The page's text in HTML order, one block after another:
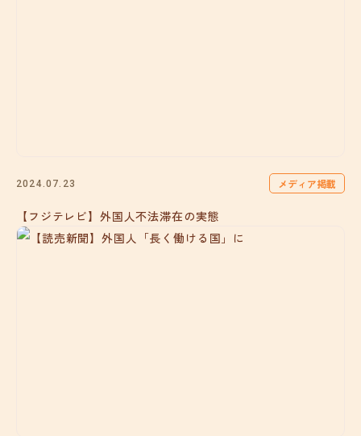
2024.07.23 メディア掲載
【フジテレビ】外国人不法滞在の実態